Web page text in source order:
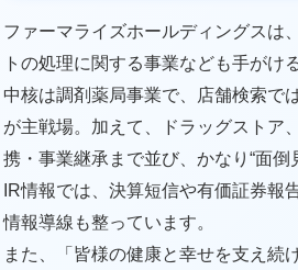
ファーマライズホールディングスは
トの処理に関する事業なども手がけ
中核は調剤薬局事業で、店舗検索で
が主戦場。加えて、ドラッグストア
携・事業継承まで並び、かなり“面倒
IR情報では、決算短信や有価証券報
情報導線も整っています。
また、「皆様の健康と幸せを支え続